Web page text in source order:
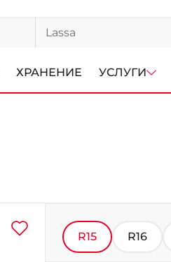
ХРАНЕНИЕ УСЛУГИ
R15 R16